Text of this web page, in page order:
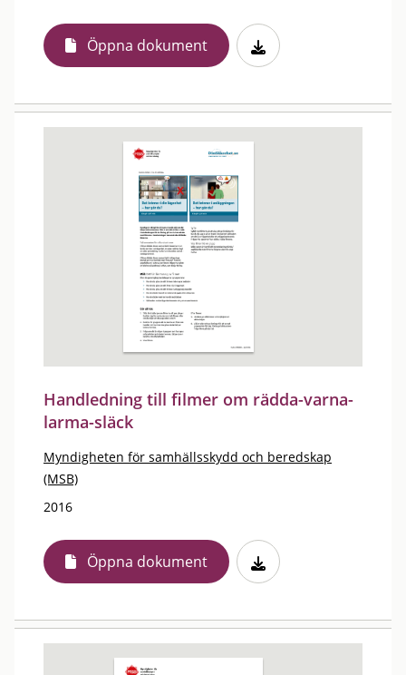
Öppna dokument
Handledning till filmer om rädda-varna-
larma-släck
Myndigheten för samhällsskydd och beredskap
(MSB)
2016
Öppna dokument